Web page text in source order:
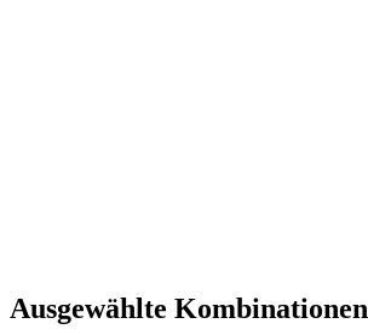
Ausgewählte Kombinationen